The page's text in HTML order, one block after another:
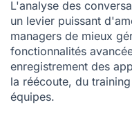
L'analyse des
un levier puissant
managers de mieux
fonctionnalités
enregistrement des
la réécoute, du
équipes.